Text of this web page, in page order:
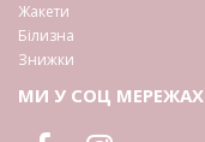
Жакети
Білизна
Знижки
МИ У СОЦ МЕРЕЖАХ